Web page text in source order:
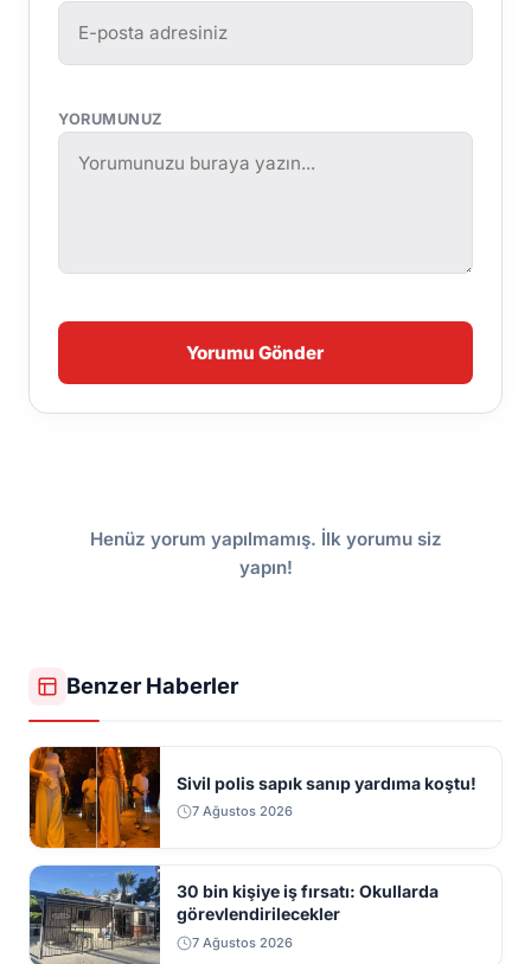
YORUMUNUZ
Yorumu Gönder
Henüz yorum yapılmamış. İlk yorumu siz
yapın!
Benzer Haberler
Sivil polis sapık sanıp yardıma koştu!
7 Ağustos 2026
30 bin kişiye iş fırsatı: Okullarda
görevlendirilecekler
7 Ağustos 2026